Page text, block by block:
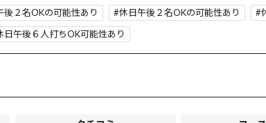
後２名OKの可能性あり 休日午後２名OKの可能性あり
日午後６人打ちOK可能性あり